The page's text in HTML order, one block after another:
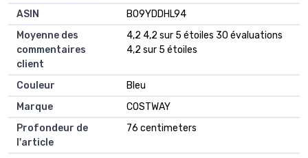
ASIN
B09YDDHL94
Moyenne des
commentaires
client
4,2 4,2 sur 5 étoiles 30 évaluations
4,2 sur 5 étoiles
Couleur
Bleu
Marque
COSTWAY
Profondeur de
l'article
76 centimeters